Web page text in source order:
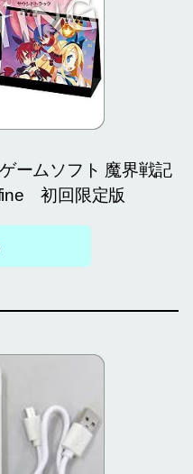
ームソフト 魔界戦記
初回限定版